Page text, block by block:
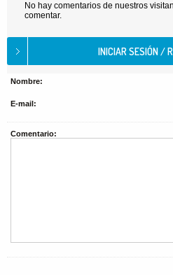
No hay comentarios de nuestros
comentar.
Nombre:
E-mail:
Comentario: